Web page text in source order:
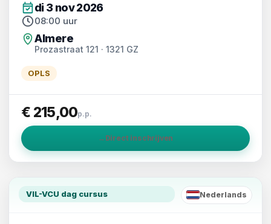
di 3 nov 2026
08:00 uur
Almere
Prozastraat 121 · 1321 GZ
OPLS
€ 215,00p.p.
→ Direct inschrijven
VIL-VCU dag cursus
NL
Nederlands